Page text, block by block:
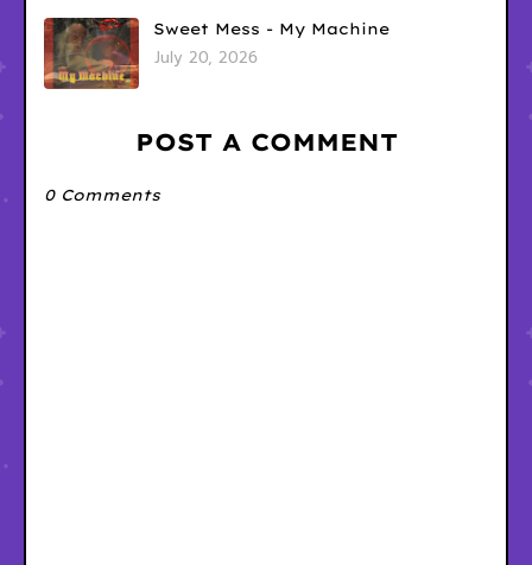
Sweet Mess - My Machine
July 20, 2026
POST A COMMENT
0 Comments